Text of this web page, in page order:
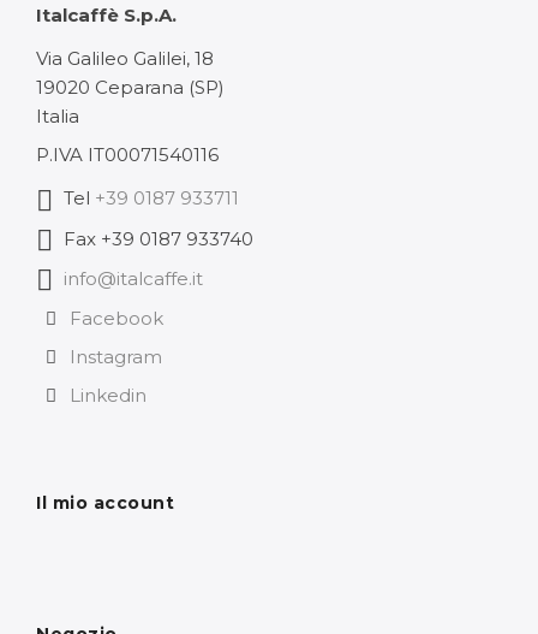
Italcaffè S.p.A.
Via Galileo Galilei, 18
19020 Ceparana (SP)
Italia
P.IVA IT00071540116
Tel +39 0187 933711
Fax +39 0187 933740
info@italcaffe.it
Facebook
Instagram
Linkedin
Il mio account